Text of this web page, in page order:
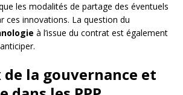
les modalités de partage des éventuels
ces innovations. La question du
à l’issue du contrat est également
de la gouvernance et